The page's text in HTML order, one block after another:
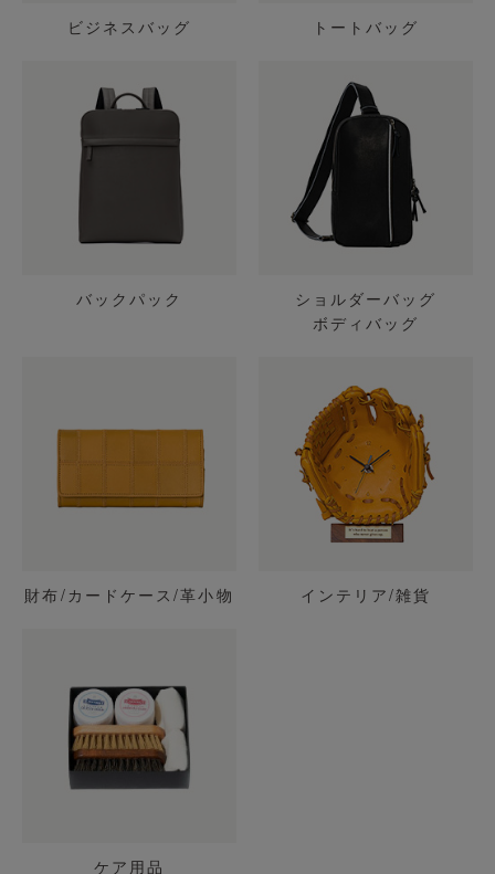
ビジネスバッグ トートバッグ
バックパック
ショルダーバッグ
ボディバッグ
財布/カードケース/革小物 インテリア/雑貨
ケア用品